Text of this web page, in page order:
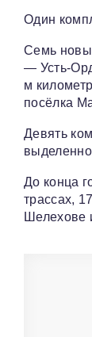
Один
Семь
— Усть-
м
посёлка
Девять
До конца
трассах,
Шелехове